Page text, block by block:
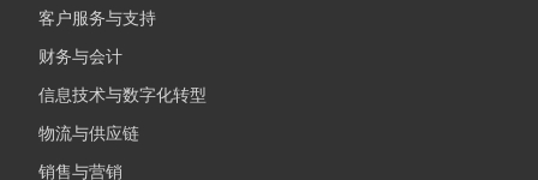
客户服务与支持
财务与会计
信息技术与数字化转型
物流与供应链
销售与营销